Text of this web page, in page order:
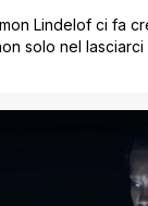
Lindelof ci fa
solo nel lasciarci
in Italia su Sky
estatici gli